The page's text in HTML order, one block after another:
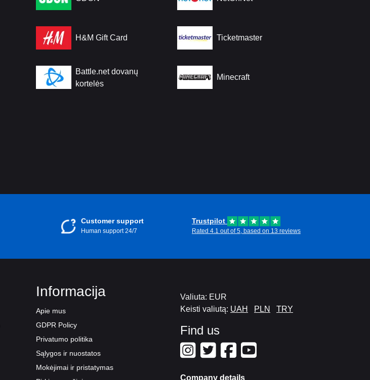
H&M Gift Card Ticketmaster
Battle.net dovanų
kortelės
Minecraft
Customer support
Human support 24/7
Trustpilot
Rated 4.1 out of 5, based on 13 reviews
Informacija
Apie mus
GDPR Policy
Privatumo politika
Sąlygos ir nuostatos
Mokėjimai ir pristatymas
Valiuta: EUR
Keisti valiutą: UAH PLN TRY
Find us
Company details